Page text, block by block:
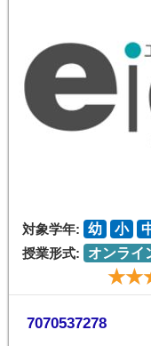
対象学年: 幼 小
授業形式:
オンライ
7070537278